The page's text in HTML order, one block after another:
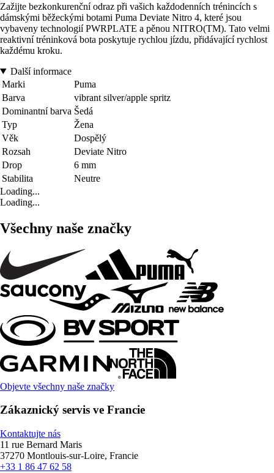
Zažijte bezkonkurenční odraz při vašich každodenních trénincích s
dámskými běžeckými botami Puma Deviate Nitro 4, které jsou
vybaveny technologií PWRPLATE a pěnou NITRO(TM). Tato velmi
reaktivní tréninková bota poskytuje rychlou jízdu, přidávající rychlost
každému kroku.
Další informace
Marki
Puma
Barva
vibrant silver/apple spritz
Dominantní barva Šedá
Typ
Žena
Věk
Dospělý
Rozsah
Deviate Nitro
Drop
6 mm
Stabilita
Neutre
Loading...
Loading...
Všechny naše značky
Objevte všechny naše značky
Zákaznický servis ve Francie
Kontaktujte nás
11 rue Bernard Maris
37270 Montlouis-sur-Loire, Francie
+33 1 86 47 62 58